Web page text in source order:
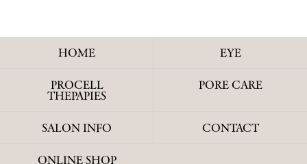
HOME EYE
PROCELL
THEPAPIES
PORE CARE
SALON INFO CONTACT
ONLINE SHOP